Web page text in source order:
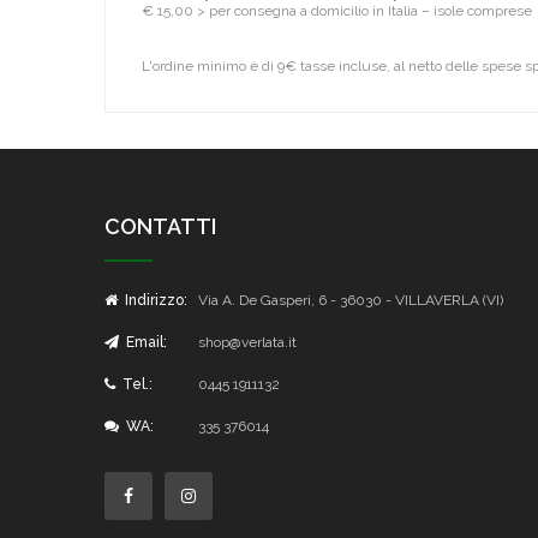
€ 15,00 > per consegna a domicilio in Italia – isole comprese
L'ordine minimo è di 9€ tasse incluse, al netto delle spese
CONTATTI
Indirizzo: Via A. De Gasperi, 6 - 36030 - VILLAVERLA (VI)
Email: shop@verlata.it
Tel.: 0445 1911132
WA: 335 376014